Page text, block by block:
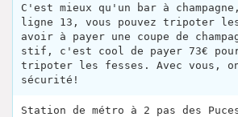
C'est mieux qu'un bar à
ligne 13, vous pouvez tripoter les
avoir à payer une coupe de
stif, c'est cool de payer 73€
tripoter les fesses. Avec vous,
sécurité!
Station de métro à 2 pas des